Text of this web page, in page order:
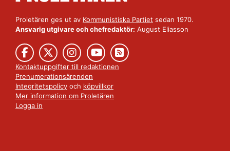
Proletären ges ut av Kommunistiska Partiet sedan 1970.
Ansvarig utgivare och chefredaktör: August Eliasson
Kontaktuppgifter till redaktionen
Prenumerationsärenden
Integritetspolicy och köpvillkor
Mer information om Proletären
Logga in